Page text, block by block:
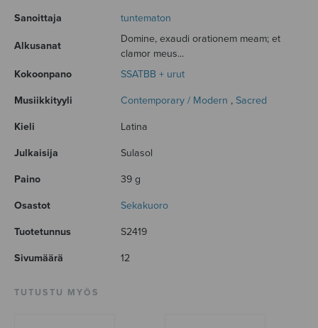
Sanoittaja tuntematon
Alkusanat
Domine, exaudi orationem meam; et
clamor meus...
Kokoonpano
SSATBB + urut
Musiikkityyli Contemporary / Modern , Sacred
Kieli Latina
Julkaisija Sulasol
Paino 39 g
Osastot Sekakuoro
Tuotetunnus S2419
Sivumäärä 12
TUTUSTU MYÖS